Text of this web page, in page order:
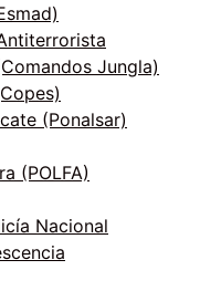
Jungla)
(Ponalsar)
(POLFA)
Nacional